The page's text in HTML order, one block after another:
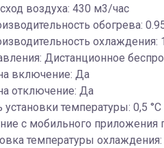
воздуха: 430 м3/час
обогрева:
охлаждения:
Дистанционное
включение: Да
отключение: Да
установки температуры: 0,5 °С
c мобильного приложения
температуры